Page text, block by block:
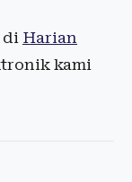
di Harian
kami